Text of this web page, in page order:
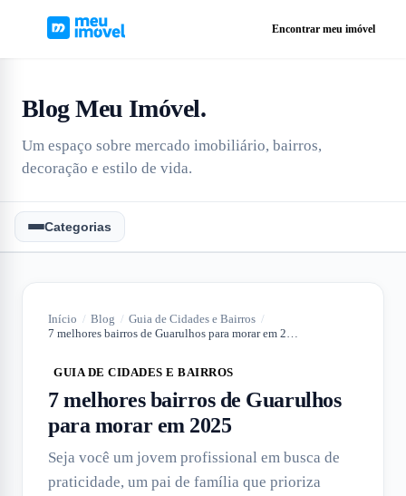
Encontrar meu imóvel
Blog Meu Imóvel.
Um espaço sobre mercado imobiliário, bairros,
decoração e estilo de vida.
Categorias
Início / Blog / Guia de Cidades e Bairros /
7 melhores bairros de Guarulhos para morar em 2025
GUIA DE CIDADES E BAIRROS
7 melhores bairros de Guarulhos
para morar em 2025
Seja você um jovem profissional em busca de
praticidade, um pai de família que prioriza